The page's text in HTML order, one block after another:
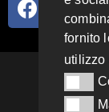
fornito
utilizzo